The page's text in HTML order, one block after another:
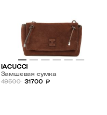
IACUCCI
Замшевая сумка
49500 31700 ₽